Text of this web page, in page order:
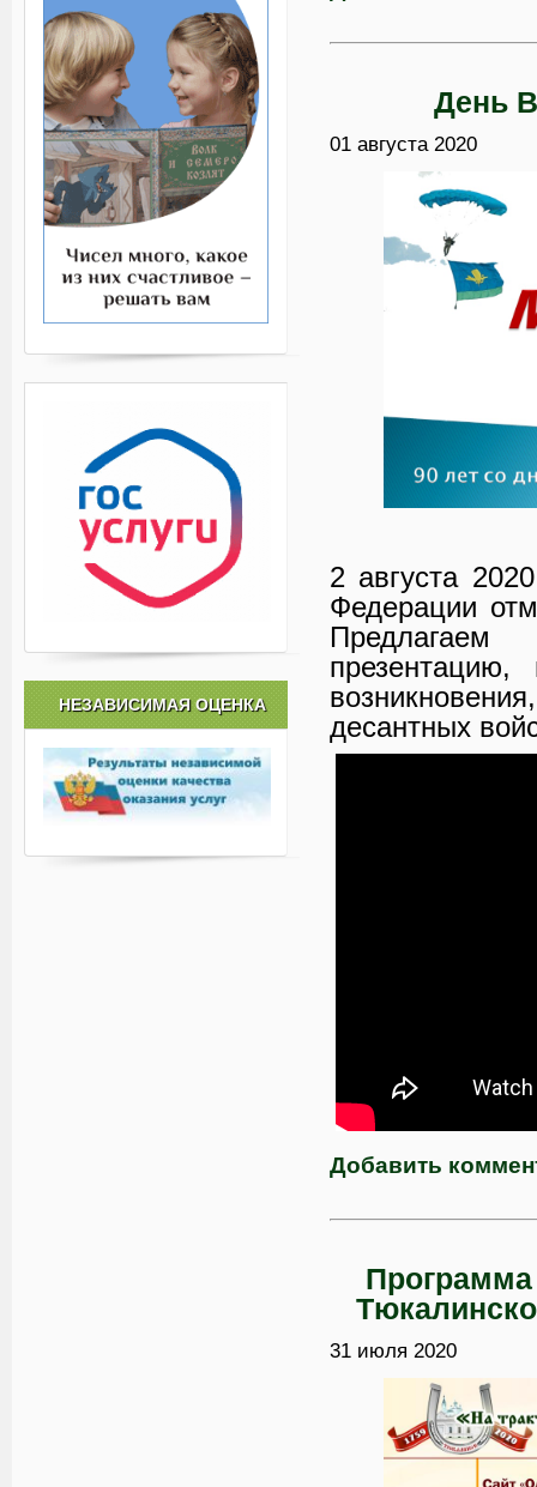
День
01 августа 2020
2 августа
Федерации
десантных
Добавить
Программа
31 июля 2020
НЕЗАВИСИМАЯ ОЦЕНКА